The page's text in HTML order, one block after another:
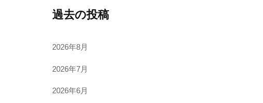
過去の投稿
2026年8月
2026年7月
2026年6月